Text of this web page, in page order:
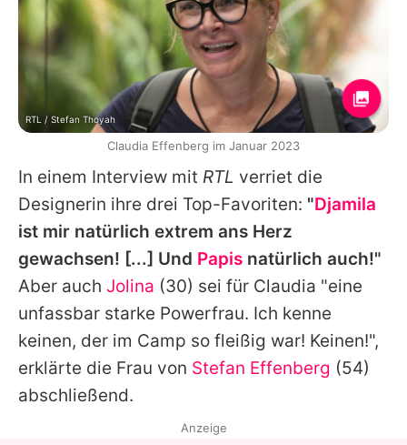
In einem Interview mit RTL verriet die
Designerin ihre drei Top-Favoriten: "Djamila
ist mir natürlich extrem ans Herz
gewachsen! [...] Und Papis natürlich auch!"
Aber auch Jolina (30) sei für Claudia "eine
unfassbar starke Powerfrau. Ich kenne
keinen, der im Camp so fleißig war! Keinen!",
erklärte die Frau von Stefan Effenberg (54)
abschließend.
RTL / Stefan Thoyah
Claudia Effenberg im Januar 2023
Anzeige